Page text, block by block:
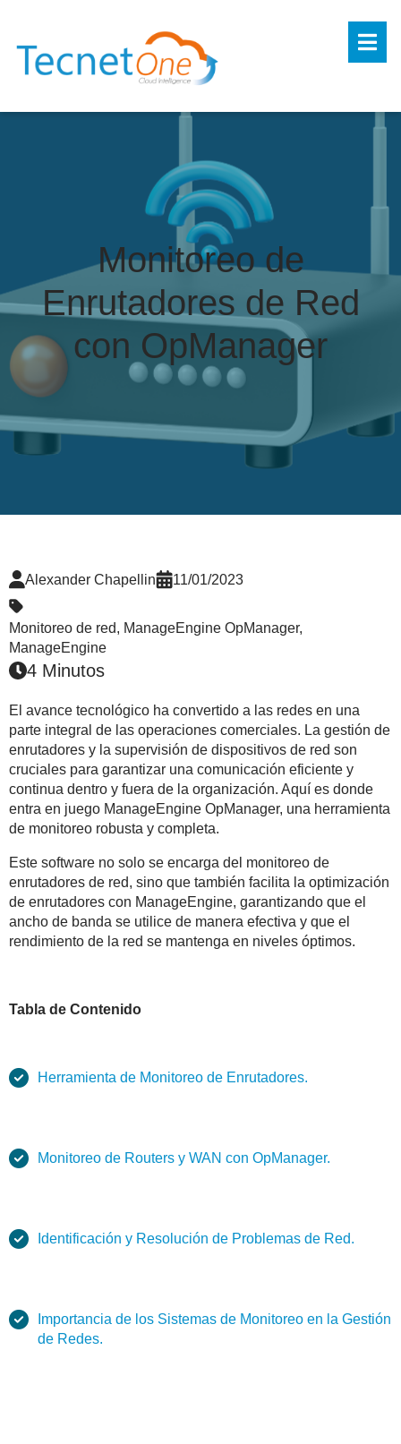
Monitoreo de
Enrutadores de Red
con OpManager
Alexander Chapellin 11/01/2023
Monitoreo de red, ManageEngine OpManager,
ManageEngine
4 Minutos
El avance tecnológico ha convertido a las redes en una
parte integral de las operaciones comerciales. La gestión de
enrutadores y la supervisión de dispositivos de red son
cruciales para garantizar una comunicación eficiente y
continua dentro y fuera de la organización. Aquí es donde
entra en juego ManageEngine OpManager, una herramienta
de monitoreo robusta y completa.
Este software no solo se encarga del monitoreo de
enrutadores de red, sino que también facilita la optimización
de enrutadores con ManageEngine, garantizando que el
ancho de banda se utilice de manera efectiva y que el
rendimiento de la red se mantenga en niveles óptimos.
Tabla de Contenido
Herramienta de Monitoreo de Enrutadores.
Monitoreo de Routers y WAN con OpManager.
Identificación y Resolución de Problemas de Red.
Importancia de los Sistemas de Monitoreo en la Gestión
de Redes.